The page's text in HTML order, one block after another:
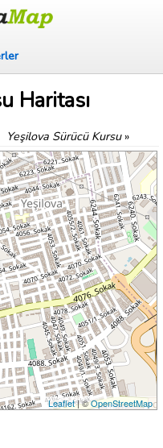
Haritası
Yeşilova Sürücü Kursu»
Leaflet| ©OpenStreetMap